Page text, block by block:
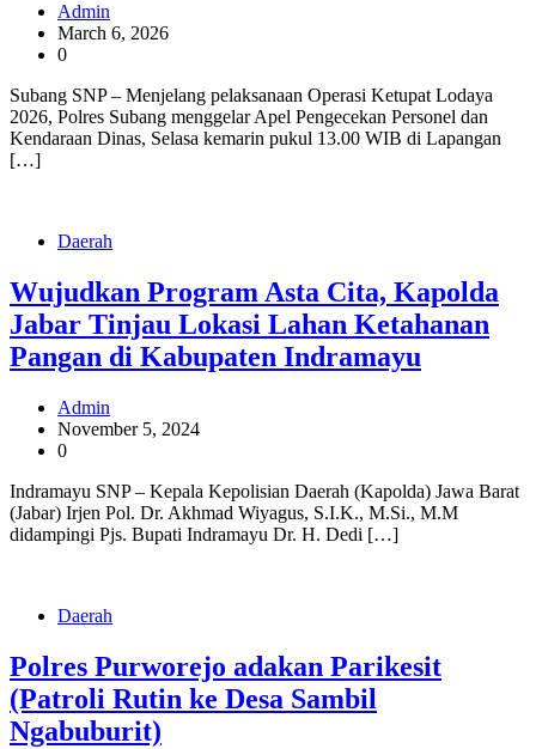
Admin
March 6, 2026
0
Subang SNP – Menjelang pelaksanaan Operasi Ketupat Lodaya
2026, Polres Subang menggelar Apel Pengecekan Personel dan
Kendaraan Dinas, Selasa kemarin pukul 13.00 WIB di Lapangan
[…]
Daerah
Wujudkan Program Asta Cita, Kapolda
Jabar Tinjau Lokasi Lahan Ketahanan
Pangan di Kabupaten Indramayu
Admin
November 5, 2024
0
Indramayu SNP – Kepala Kepolisian Daerah (Kapolda) Jawa Barat
(Jabar) Irjen Pol. Dr. Akhmad Wiyagus, S.I.K., M.Si., M.M
didampingi Pjs. Bupati Indramayu Dr. H. Dedi […]
Daerah
Polres Purworejo adakan Parikesit
(Patroli Rutin ke Desa Sambil
Ngabuburit)